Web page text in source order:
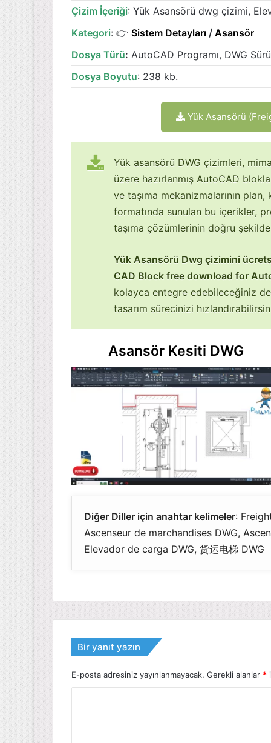
Çizim İçeriği: Yük Asansörü dwg çizimi,
Kategori: 👉 Sistem Detayları / Asansör
Dosya Türü: AutoCAD Programı, DWG
Dosya Boyutu: 238 kb.
Yük Asansörü
Yük asansörü DWG çizimleri,
üzere hazırlanmış AutoCAD
ve taşıma mekanizmalarının
formatında sunulan bu içerikler,
taşıma çözümlerinin doğru şekilde
Yük Asansörü Dwg çizimini
CAD Block free download for
kolayca entegre edebileceğiniz
tasarım sürecinizi
Asansör Kesiti DWG
Diğer Diller için anahtar kelimeler:
Ascenseur de marchandises DWG,
Elevador de carga DWG, 货运电梯 DWG
Bir yanıt yazın
E-posta adresiniz yayınlanmayacak. Gerekli alanlar *